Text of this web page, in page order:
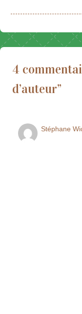
4
d’auteur”
Stéphane